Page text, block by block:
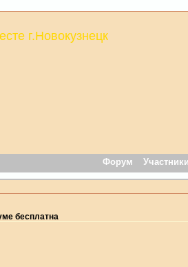
г.Новокузнецк
Форум Участники
бесплатна